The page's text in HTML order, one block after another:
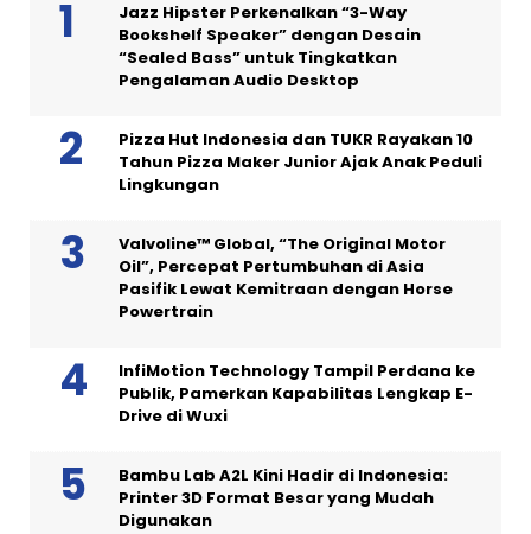
Jazz Hipster Perkenalkan “3-Way
Bookshelf Speaker” dengan Desain
“Sealed Bass” untuk Tingkatkan
Pengalaman Audio Desktop
Pizza Hut Indonesia dan TUKR Rayakan 10
Tahun Pizza Maker Junior Ajak Anak Peduli
Lingkungan
Valvoline™ Global, “The Original Motor
Oil”, Percepat Pertumbuhan di Asia
Pasifik Lewat Kemitraan dengan Horse
Powertrain
InfiMotion Technology Tampil Perdana ke
Publik, Pamerkan Kapabilitas Lengkap E-
Drive di Wuxi
Bambu Lab A2L Kini Hadir di Indonesia:
Printer 3D Format Besar yang Mudah
Digunakan